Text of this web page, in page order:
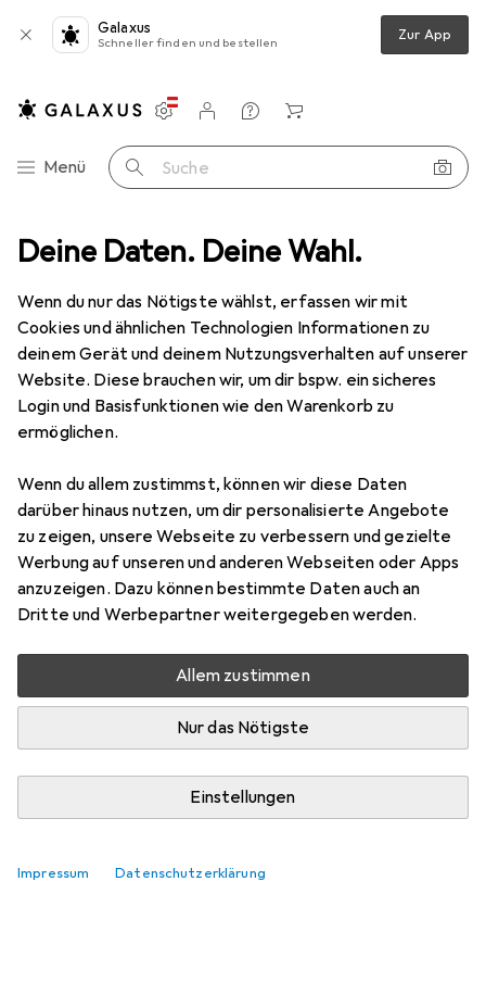
Deine Daten. Deine Wahl.
Wenn du nur das Nötigste wählst, erfassen wir mit
Cookies und ähnlichen Technologien Informationen zu
deinem Gerät und deinem Nutzungsverhalten auf unserer
Website. Diese brauchen wir, um dir bspw. ein sicheres
Login und Basisfunktionen wie den Warenkorb zu
ermöglichen.
Wenn du allem zustimmst, können wir diese Daten
darüber hinaus nutzen, um dir personalisierte Angebote
zu zeigen, unsere Webseite zu verbessern und gezielte
Werbung auf unseren und anderen Webseiten oder Apps
anzuzeigen. Dazu können bestimmte Daten auch an
Dritte und Werbepartner weitergegeben werden.
Allem zustimmen
Nur das Nötigste
Einstellungen
Impressum Datenschutzerklärung
Galaxus
Schneller finden und bestellen Zur App
Navigation nach Kategorien
Menü Suche
Einstellungen
Kundenkonto
Vergleichslisten
Merklisten
Warenkorb
Wohnen Badaccessoires WC Zubehör
WC Deckel
Produkte Forum